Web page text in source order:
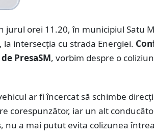
jurul orei 11.20, în municipiul Satu
intersecția cu strada Energiei.
PresaSM, vorbim despre o
ar fi încercat să schimbe
corespunzător, iar un alt
nu a mai putut evita colizunea